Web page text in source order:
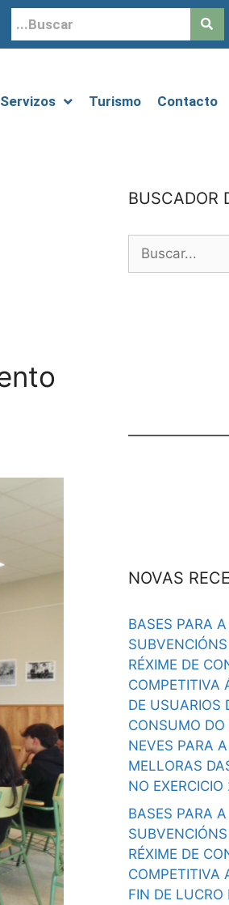
Turismo Contacto
BUSCADOR
NOVAS
BASES PARA
RÉXIME DE
COMPETITIVA
DE USUARIOS
CONSUMO
NEVES PARA
MELLORAS
NO
BASES PARA
RÉXIME DE
COMPETITIVA
FIN DE LUCRO